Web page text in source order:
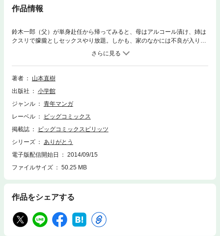
作品情報
鈴木一郎（父）が単身赴任から帰ってみると、母はアルコール漬け、姉は
クスリで朦朧としセックスやり放題。しかも、家のなかには不良が入り込
んで好き放題をやっていた。すっかり荒廃した家庭を見た父は半狂乱にな
り…。愛と平和、セックスと暴力――「家庭」こそが、第3次大戦の戦場
だった。大反響を呼んだ20世紀最高最後のネオ・ホームドラマ！！
著者
山本直樹
出版社
小学館
ジャンル
青年マンガ
レーベル
ビッグコミックス
掲載誌
ビッグコミックスピリッツ
シリーズ
ありがとう
電子版配信開始日
2014/09/15
ファイルサイズ
50.25 MB
作品をシェアする